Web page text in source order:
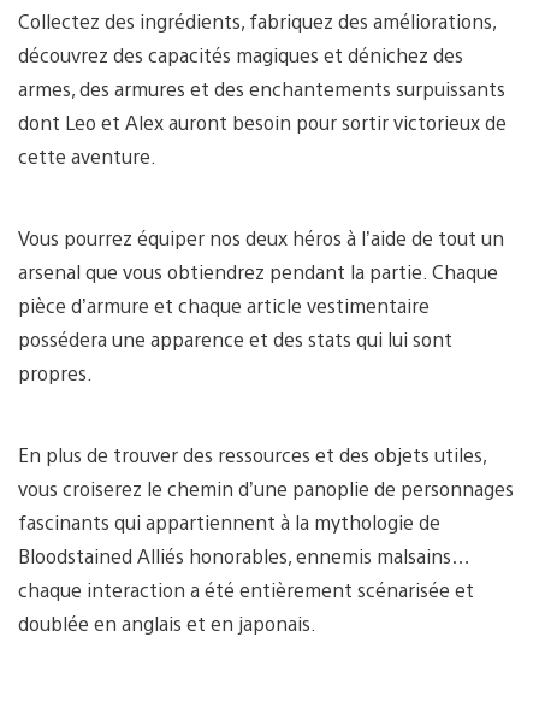
Collectez des ingrédients, fabriquez des améliorations,
découvrez des capacités magiques et dénichez des
armes, des armures et des enchantements surpuissants
dont Leo et Alex auront besoin pour sortir victorieux de
cette aventure.
Vous pourrez équiper nos deux héros à l’aide de tout un
arsenal que vous obtiendrez pendant la partie. Chaque
pièce d’armure et chaque article vestimentaire
possédera une apparence et des stats qui lui sont
propres.
En plus de trouver des ressources et des objets utiles,
vous croiserez le chemin d’une panoplie de personnages
fascinants qui appartiennent à la mythologie de
Bloodstained Alliés honorables, ennemis malsains…
chaque interaction a été entièrement scénarisée et
doublée en anglais et en japonais.